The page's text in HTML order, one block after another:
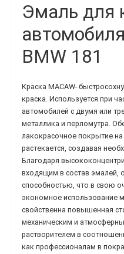
Эмаль для
BMW 181
Краска MACAW-
краска. Используется при
автомобилей с двумя или
металлика и перломутра.
лакокрасочное покрытие
растекается, создавая
Благодаря
входящим в состав
способностью, что в свою
экономное использование
свойственна повышенная
механическим и
растворителем в
как профессионалам в